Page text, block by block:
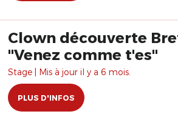
Clown découverte
"Venez comme t'es"
Stage | Mis à jour il y a 6 mois.
PLUS D'INFOS